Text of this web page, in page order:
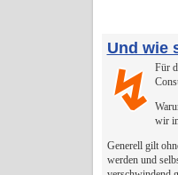
Und wie
↯
Für
wir
Generell gilt
werden und